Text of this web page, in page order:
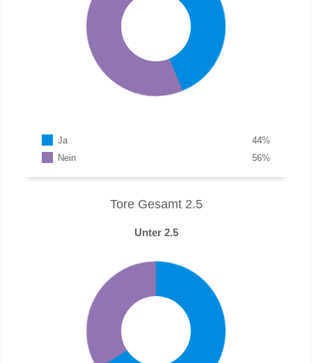
Ja %
44
Nein
%
56
Tore Gesamt 2.5
Unter 2.5